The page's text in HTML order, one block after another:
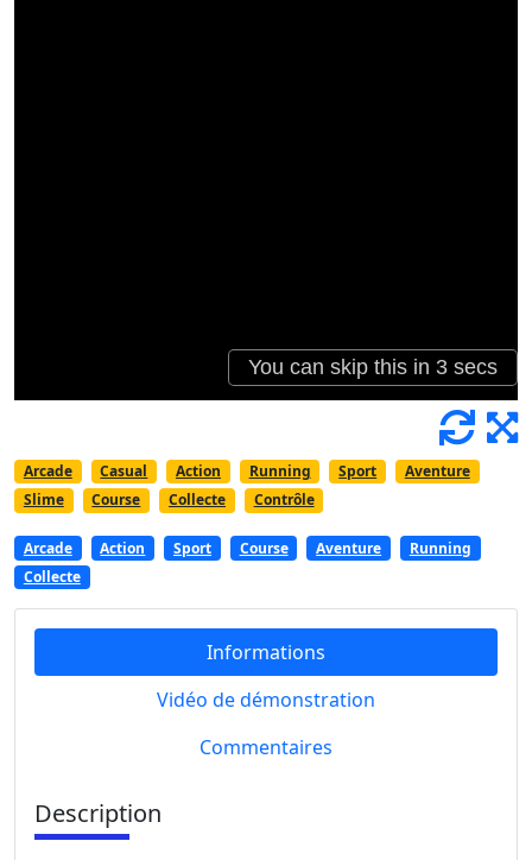
Arcade Casual Action Running Sport
Aventure
Slime
Course Collecte Contrôle
Arcade Action Sport Course Aventure
Running
Collecte
Informations
Vidéo de démonstration
Commentaires
Description